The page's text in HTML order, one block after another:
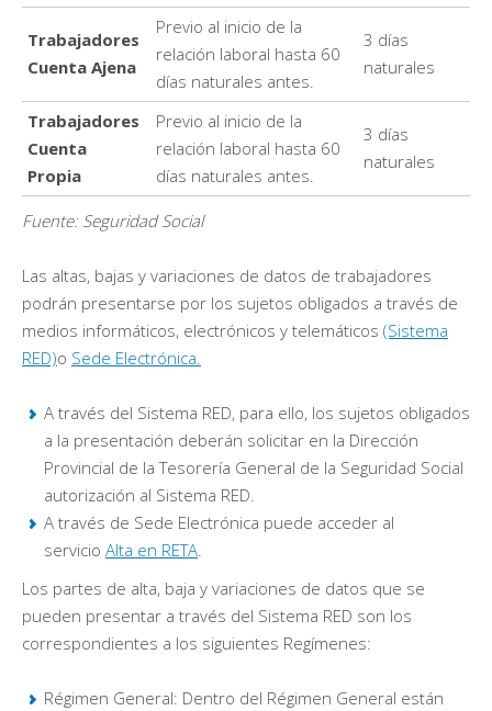
Trabajadores
Cuenta Ajena
Previo al inicio de la
relación laboral hasta 60
días naturales antes.
3 días
naturales
Trabajadores
Cuenta
Propia
Previo al inicio de la
relación laboral hasta 60
días naturales antes.
3 días
naturales
Fuente: Seguridad Social
Las altas, bajas y variaciones de datos de trabajadores
podrán presentarse por los sujetos obligados a través de
medios informáticos, electrónicos y telemáticos (Sistema
RED)o Sede Electrónica.
A través del Sistema RED, para ello, los sujetos obligados
a la presentación deberán solicitar en la Dirección
Provincial de la Tesorería General de la Seguridad Social
autorización al Sistema RED.
A través de Sede Electrónica puede acceder al
servicio Alta en RETA.
Los partes de alta, baja y variaciones de datos que se
pueden presentar a través del Sistema RED son los
correspondientes a los siguientes Regímenes:
Régimen General: Dentro del Régimen General están